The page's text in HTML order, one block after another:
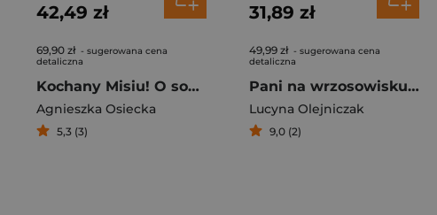
42,49 zł
69,90 zł - sugerowana cena
detaliczna
Kochany Misiu! O sobie, piciu i całej reszcie
Agnieszka Osiecka
5,3 (3)
31,89 zł
49,99 zł - sugerowana cena
detaliczna
Pani na wrzosowisku. Tom 4. Walc pożegnalny
Lucyna Olejniczak
9,0 (2)